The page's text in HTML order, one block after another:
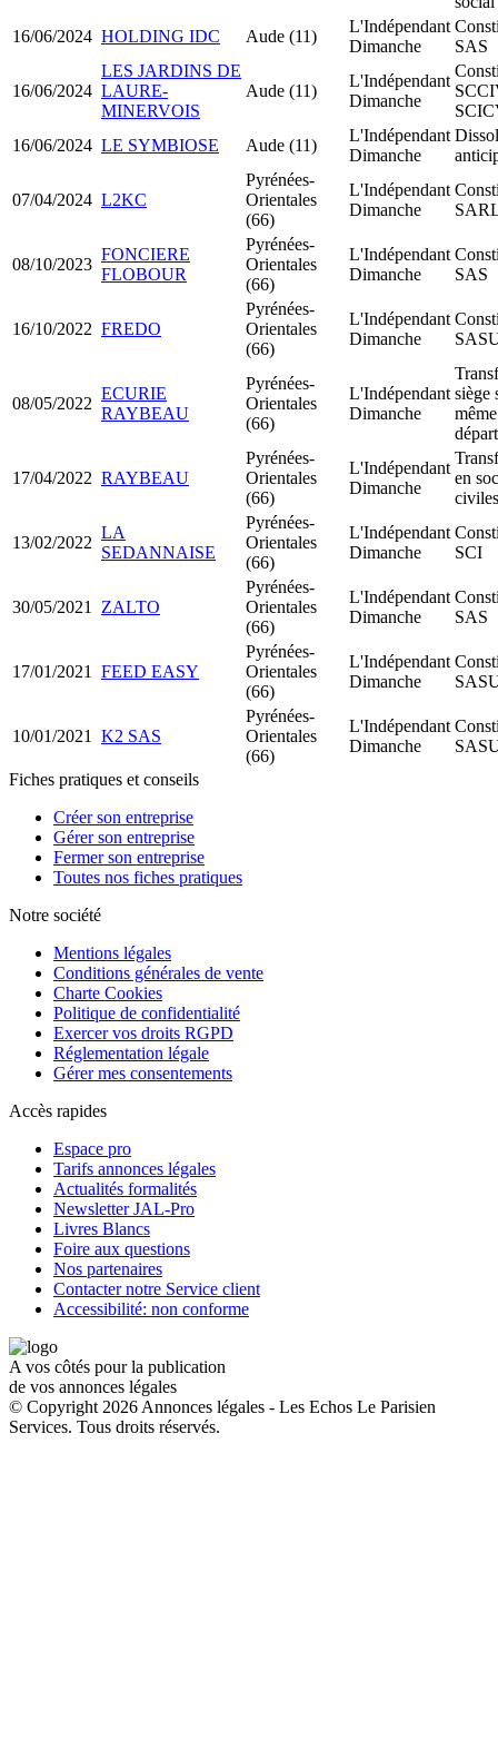
16/06/2024 HOLDING IDC Aude (11)
L'Indépendant
Dimanche
SAS
16/06/2024
LES JARDINS DE
LAURE-
MINERVOIS
Aude (11)
L'Indépendant
Dimanche
16/06/2024 LE SYMBIOSE Aude (11)
L'Indépendant
Dimanche
07/04/2024 L2KC
Pyrénées-
Orientales
(66)
L'Indépendant
Dimanche
08/10/2023
FONCIERE
FLOBOUR
Pyrénées-
Orientales
(66)
L'Indépendant
Dimanche
SAS
16/10/2022 FREDO
Pyrénées-
Orientales
(66)
L'Indépendant
Dimanche
08/05/2022
ECURIE
RAYBEAU
Pyrénées-
Orientales
(66)
L'Indépendant
Dimanche
siège
même
17/04/2022 RAYBEAU
Pyrénées-
Orientales
(66)
L'Indépendant
Dimanche
en
civiles
13/02/2022
LA
SEDANNAISE
Pyrénées-
Orientales
(66)
L'Indépendant
Dimanche
SCI
30/05/2021 ZALTO
Pyrénées-
Orientales
(66)
L'Indépendant
Dimanche
SAS
17/01/2021 FEED EASY
Pyrénées-
Orientales
(66)
L'Indépendant
Dimanche
10/01/2021 K2 SAS
Pyrénées-
Orientales
(66)
L'Indépendant
Dimanche
Fiches pratiques et conseils
Créer son entreprise
Gérer son entreprise
Fermer son entreprise
Toutes nos fiches pratiques
Notre société
Mentions légales
Conditions générales de vente
Charte Cookies
Politique de confidentialité
Exercer vos droits RGPD
Réglementation légale
Gérer mes consentements
Accès rapides
Espace pro
Tarifs annonces légales
Actualités formalités
Newsletter JAL-Pro
Livres Blancs
Foire aux questions
Nos partenaires
Contacter notre Service client
Accessibilité: non conforme
A vos côtés pour la publication
de vos annonces légales
© Copyright 2026 Annonces légales - Les Echos Le Parisien
Services. Tous droits réservés.